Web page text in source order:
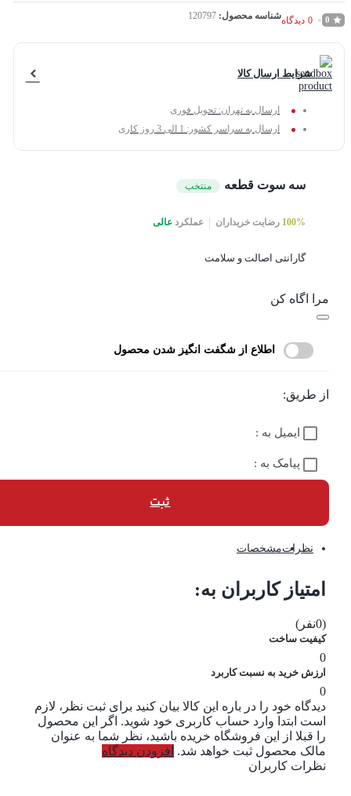
0
0 دیدگاهشناسه محصول: 120797
شرایط ارسال کالا
ارسال به تهران: تحویل فوری
ارسال به سراسر کشور: 1 الی 3 روز کاری
سه سوت قطعه منتخب
100% رضایت خریداران عملکرد عالی
گارانتی اصالت و سلامت
مرا اگاه کن
اطلاع از شگفت انگیز شدن محصول
از طریق:
ایمیل به :
پیامک به :
ثبت
نظراتمشخصات
امتیاز کاربران به:
(0نفر)
کیفیت ساخت
0
ارزش خرید به نسبت کاربرد
0
دیدگاه خود را در باره این کالا بیان کنید برای ثبت نظر، لازم
است ابتدا وارد حساب کاربری خود شوید. اگر این محصول
را قبلا از این فروشگاه خریده باشید، نظر شما به عنوان
مالک محصول ثبت خواهد شد. افزودن دیدگاه
نظرات کاربران